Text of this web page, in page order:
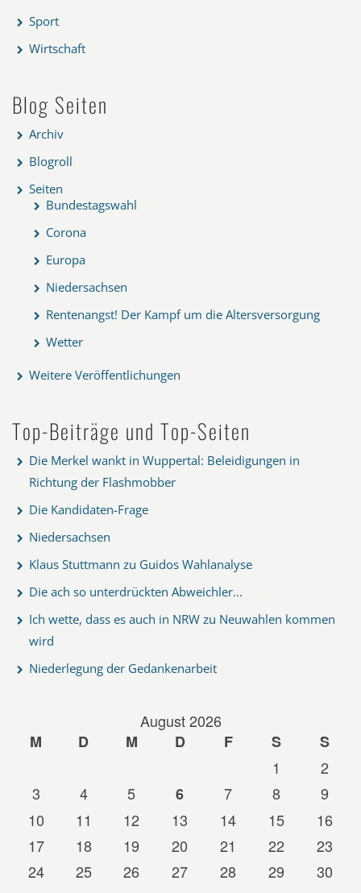
Sport
Wirtschaft
Blog Seiten
Archiv
Blogroll
Seiten
Bundestagswahl
Corona
Europa
Niedersachsen
Rentenangst! Der Kampf um die Altersversorgung
Wetter
Weitere Veröffentlichungen
Top-Beiträge und Top-Seiten
Die Merkel wankt in Wuppertal: Beleidigungen in
Richtung der Flashmobber
Die Kandidaten-Frage
Niedersachsen
Klaus Stuttmann zu Guidos Wahlanalyse
Die ach so unterdrückten Abweichler...
Ich wette, dass es auch in NRW zu Neuwahlen kommen
wird
Niederlegung der Gedankenarbeit
August 2026
M
D M D F S
S
1
2
3
4 5 6 7 8
9
10
11 12 13 14 15
16
17
18 19 20 21 22
23
24
25 26 27 28 29
30